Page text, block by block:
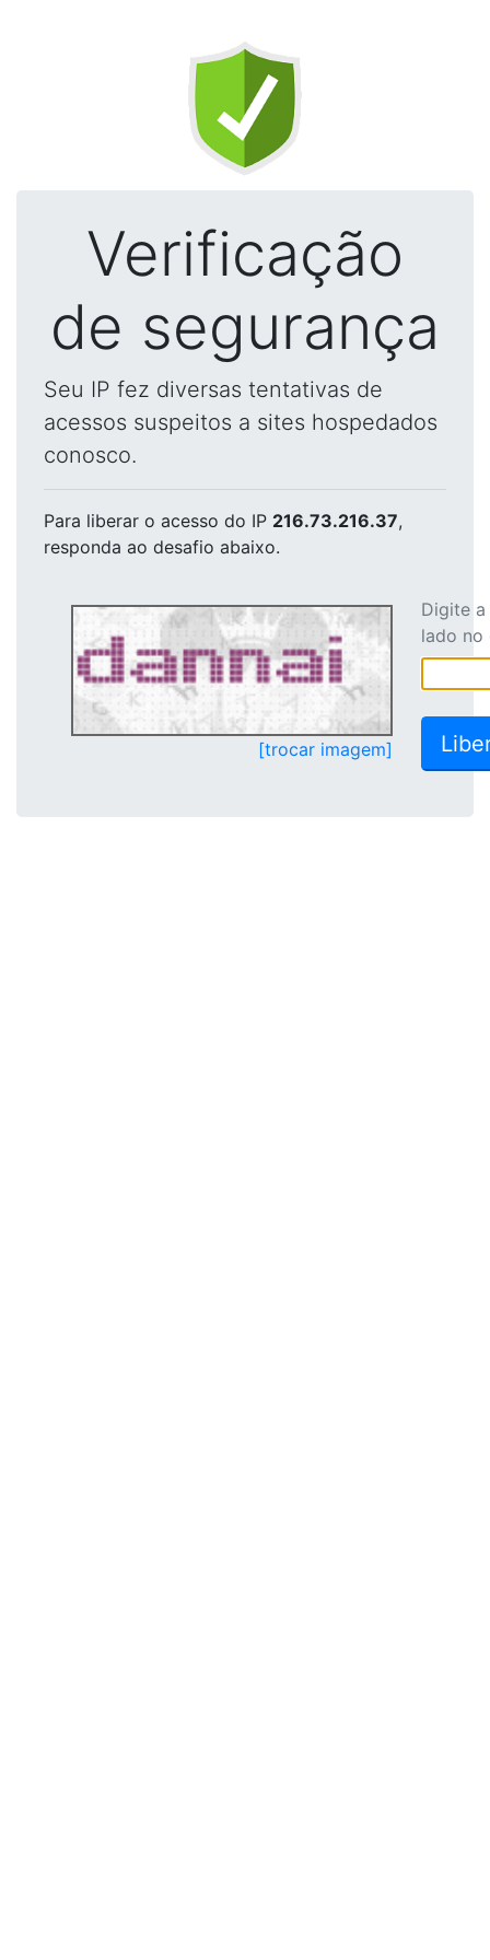
Verificação
de segurança
Seu IP fez diversas tentativas de
acessos suspeitos a sites hospedados
conosco.
Para liberar o acesso do IP 216.73.216.37,
responda ao desafio abaixo.
[trocar imagem]
Digite
lado no